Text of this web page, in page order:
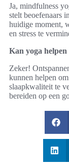
Ja, mindfulness
stelt beoefenaars
huidige moment,
en stress te
Kan yoga helpen
Zeker!
kunnen helpen
slaapkwaliteit te
bereiden op een